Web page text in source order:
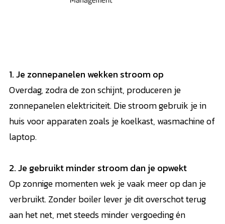
1. Je zonnepanelen wekken stroom op
Overdag, zodra de zon schijnt, produceren je
zonnepanelen elektriciteit. Die stroom gebruik je in
huis voor apparaten zoals je koelkast, wasmachine of
laptop.
2. Je gebruikt minder stroom dan je opwekt
Op zonnige momenten wek je vaak meer op dan je
verbruikt. Zonder boiler lever je dit overschot terug
aan het net, met steeds minder vergoeding én